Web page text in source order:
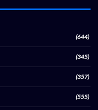
(644)
(345)
(357)
(555)